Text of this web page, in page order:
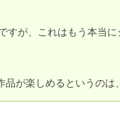
すが、これはもう本当
が楽しめるというのは